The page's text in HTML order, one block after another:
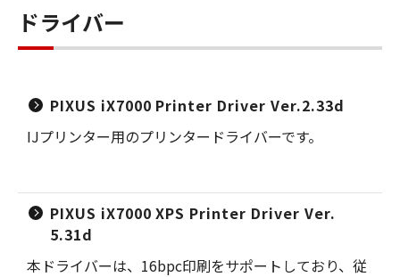
ドライバー
PIXUS iX7000 Printer Driver Ver.2.33d
IJプリンター用のプリンタードライバーです。
PIXUS iX7000 XPS Printer Driver Ver.
5.31d
本ドライバーは、16bpc印刷をサポートしており、従